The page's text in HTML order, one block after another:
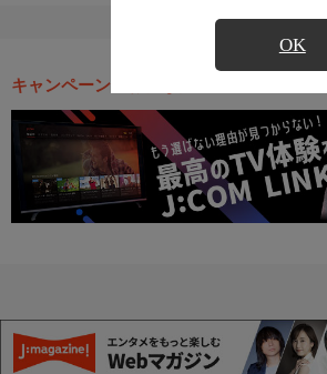
OK
キャンペーン・お得な情報